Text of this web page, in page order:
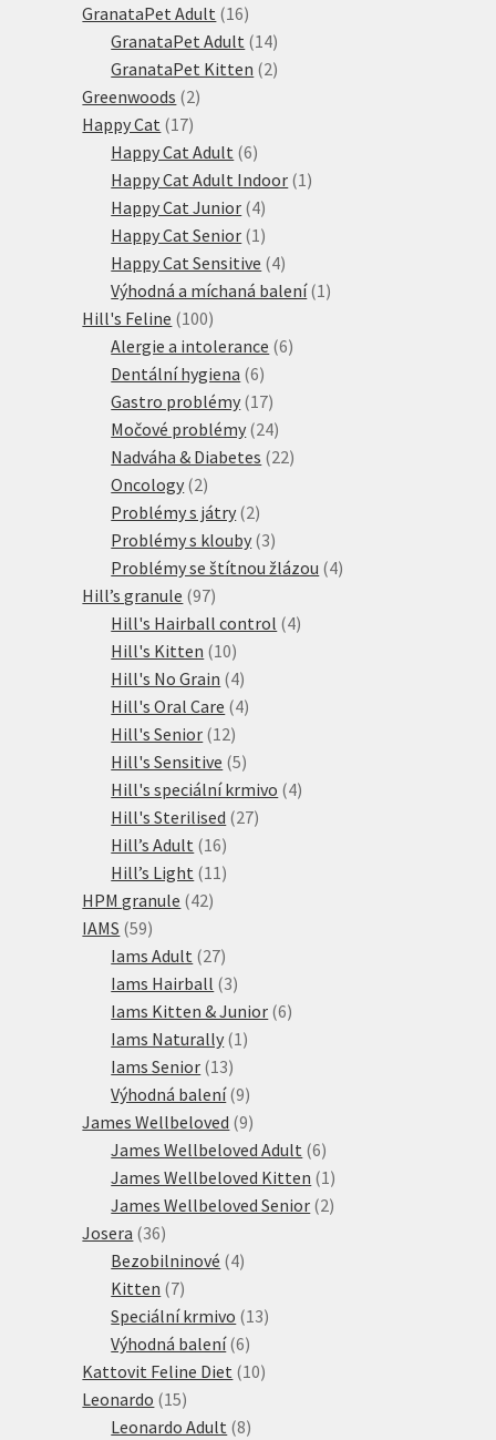
produktů
GranataPet Adult 1616
produktů
GranataPet Adult 1414
produktů
GranataPet Kitten 22
Greenwoods 22
Happy Cat 1717
produktů
Happy Cat Adult 66
produktů
Happy Cat Adult Indoor 1 1
Happy Cat Junior 44
produkty
Happy Cat Senior 1 1
produkt
Happy Cat Sensitive 44
produkty
Výhodná a míchaná balení 1 1
Hill's Feline 100100
produktů
Alergie a intolerance 66
Dentální hygiena 66
produktů
Gastro problémy 1717
produktů
Močové problémy 2424
produktů
Nadváha & Diabetes 2222
Oncology 22
produkty
Problémy s játry 22
produkty
Problémy s klouby 33
produkty
Problémy se štítnou žlázou 44
Hill’s granule 9797
produktů
Hill's Hairball control 44
Hill's Kitten 1010
produktů
Hill's No Grain 44
produkty
Hill's Oral Care 44
Hill's Senior 1212
produktů
Hill's Sensitive 55
produktů
Hill's speciální krmivo 44
Hill's Sterilised 2727
Hill’s Adult 1616
produktů
Hill’s Light 11 11
HPM granule 4242
IAMS 5959
produktů
Iams Adult 2727
produktů
Iams Hairball 33
produkty
Iams Kitten & Junior 66
Iams Naturally 1 1
Iams Senior 1313
produktů
Výhodná balení 99
produktů
James Wellbeloved 99
produktů
James Wellbeloved Adult 66
produktů
James Wellbeloved Kitten 1 1
produkt
James Wellbeloved Senior 22
Josera 3636
produktů
Bezobilninové 44
Kitten 77
produktů
Speciální krmivo 1313
Výhodná balení 66
produktů
Kattovit Feline Diet 1010
Leonardo 1515
produktů
Leonardo Adult 88